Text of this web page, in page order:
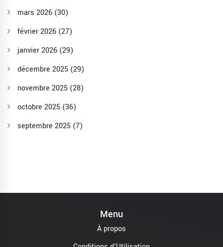
mars 2026 (30)
février 2026 (27)
janvier 2026 (29)
décembre 2025 (29)
novembre 2025 (28)
octobre 2025 (36)
septembre 2025 (7)
Menu
À propos